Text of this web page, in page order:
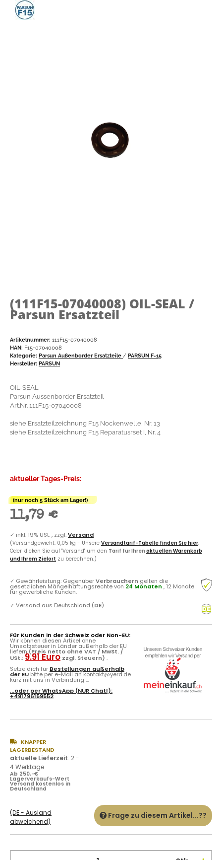
(111F15-07040008) OIL-SEAL /
Parsun Ersatzteil
Artikelnummer: 111F15-07040008
HAN: F15-07040008
Kategorie: Parsun Außenborder Ersatzteile / PARSUN F-15
Hersteller: PARSUN
OIL-SEAL
Parsun Aussenborder Ersatzteil
Art.Nr. 111F15-07040008
siehe Ersatzteilzeichnung F15 Nockenwelle, Nr. 13
siehe Ersatzteilzeichnung F15 Reparatusrset I, Nr. 4
aktueller Tages-Preis:
(nur noch 5 Stück am Lager!)
11,79 €
✓ inkl. 19% USt. , zzgl.Versand
(Versandgewicht: 0,05 kg - Unsere Versandtarif-Tabelle finden Sie hier.
Oder klicken Sie auf "Versand" um den Tarif für Ihren aktuellen Warenkorb
und Ihrem Zielort zu berechnen.)
✓ Gewährleistung: GegenüberVerbrauchern gelten die
gesetzlichen Mängelhaftungsrechte von 24 Monaten , 12 Monate
für gewerbliche Kunden.
✓ Versand aus Deutschland (DE)
Für Kunden in der Schweiz oder Non-EU:
Wir können diesen Artikel ohne
Umsatzsteuer in Länder außerhalb der EU
liefern(Preis netto ohne VAT / MwSt. /
USt.: 9.91 Euro zzgl. Steuern) .
Setze dich für Bestellungen außerhalb
der EU bitte per e-Mail an kontakt@yerd.de
kurz mit uns in Verbindung ...
...oder perWhatsApp (NUR Chat!):
+491796159552
KNAPPER
LAGERBESTAND
aktuelle Lieferzeit: 2 -
4 Werktage
Ab 250,-€
Lagerverkaufs-Wert
Versand kostenlos in
Deutschland
(DE - Ausland
abweichend)
Frage zu diesem Artikel...??